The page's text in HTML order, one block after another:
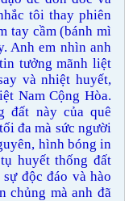
tôi thay phiên
tay cầm (bánh mì
Anh em nhìn anh
tưởng mãnh liệt
và nhiệt huyết,
Nam Cộng Hòa.
đất này của quê
đa mà sức người
hình bóng in
huyết thống đất
độc đáo và hào
chủng mà anh đã